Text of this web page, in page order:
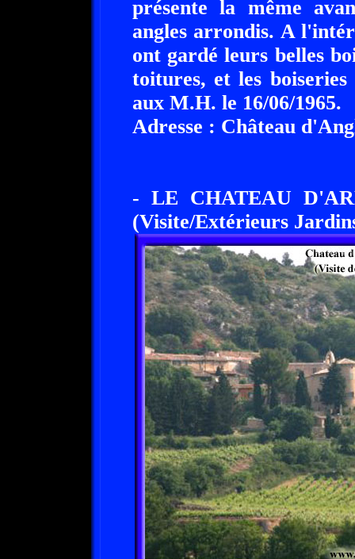
présente la même
angles arrondis. A
ont gardé leurs belles
toitures, et les
aux M.H. le 16/06/1965.
Adresse : Château
- LE CHATEAU
(Visite/Extérieurs